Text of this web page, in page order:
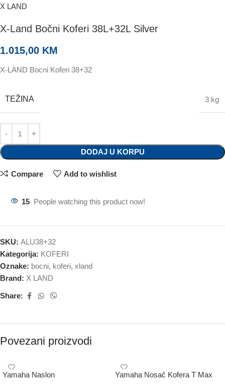
X LAND
X-Land Bočni Koferi 38L+32L Silver
1.015,00 KM
X-LAND Bocni Koferi 38+32
TEŽINA 3 kg
DODAJ U KORPU
Compare Add to wishlist
15 People watching this product now!
SKU: ALU38+32
Kategorija: KOFERI
Oznake: bocni, koferi, xland
Brand: X LAND
Share:
Povezani proizvodi
Yamaha Naslon
Yamaha Nosač Kofera T Max